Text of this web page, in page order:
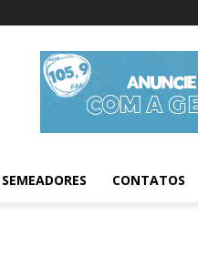
SEMEADORES CONTATOS